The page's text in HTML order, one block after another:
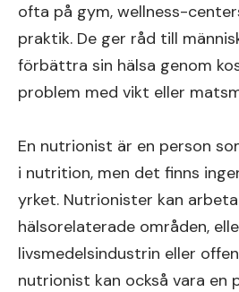
ofta på gym, wellness-
praktik. De ger råd till
förbättra sin hälsa genom
problem med vikt eller
En nutrionist är en person
i nutrition, men det finns
yrket. Nutrionister kan
hälsorelaterade områden,
livsmedelsindustrin eller
nutrionist kan också vara en